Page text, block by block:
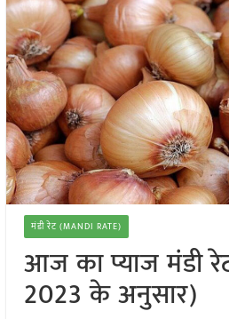
मंडी रेट (MANDI RATE)
आज का प्याज मंडी
2023 के अनुसार)